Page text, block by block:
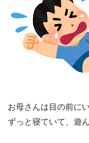
お母さんは目の前に
ずっと寝ていて、遊